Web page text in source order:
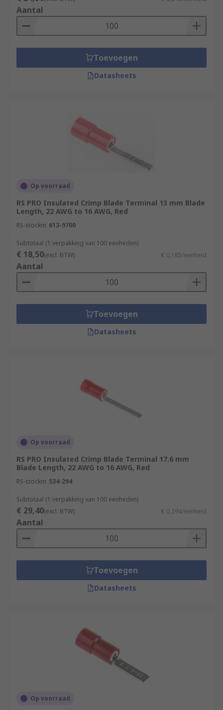
Aantal
Toevoegen
Datasheets
Op voorraad
RS PRO Insulated Crimp Blade Terminal 13 mm Blade
Length, 22 AWG to 16 AWG, Red
RS-stocknr. 613-9700
Subtotaal (1 verpakking van 100 eenheden)
€ 18,50(excl. BTW) € 0,185/eenheid
Aantal
Toevoegen
Datasheets
Op voorraad
RS PRO Insulated Crimp Blade Terminal 17.6 mm
Blade Length, 22 AWG to 16 AWG, Red
RS-stocknr. 534-294
Subtotaal (1 verpakking van 100 eenheden)
€ 29,40(excl. BTW) € 0,294/eenheid
Aantal
Toevoegen
Datasheets
Op voorraad